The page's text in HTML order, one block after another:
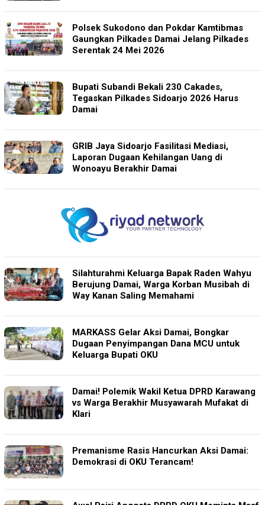
Polsek Sukodono dan Pokdar Kamtibmas
Gaungkan Pilkades Damai Jelang Pilkades
Serentak 24 Mei 2026
Bupati Subandi Bekali 230 Cakades,
Tegaskan Pilkades Sidoarjo 2026 Harus
Damai
GRIB Jaya Sidoarjo Fasilitasi Mediasi,
Laporan Dugaan Kehilangan Uang di
Wonoayu Berakhir Damai
Silahturahmi Keluarga Bapak Raden Wahyu
Berujung Damai, Warga Korban Musibah di
Way Kanan Saling Memahami
MARKASS Gelar Aksi Damai, Bongkar
Dugaan Penyimpangan Dana MCU untuk
Keluarga Bupati OKU
Damai! Polemik Wakil Ketua DPRD Karawang
vs Warga Berakhir Musyawarah Mufakat di
Klari
Premanisme Rasis Hancurkan Aksi Damai:
Demokrasi di OKU Terancam!